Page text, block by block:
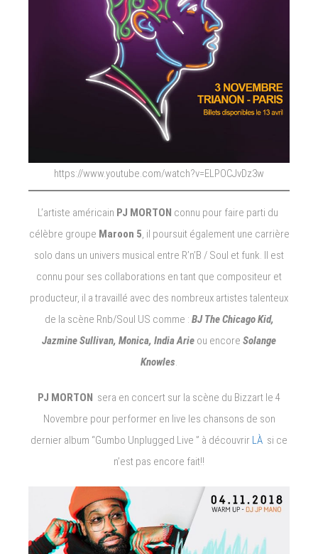
https://www.youtube.com/watch?v=ELPOCJvDz3w
L’artiste américain PJ MORTON connu pour faire parti du
célèbre groupe Maroon 5, il poursuit également une carrière
solo dans un univers musical entre R’n’B / Soul et funk. Il est
connu pour ses collaborations en tant que compositeur et
producteur, il a travaillé avec des nombreux artistes talenteux
de la scène Rnb/Soul US comme : BJ The Chicago Kid,
Jazmine Sullivan, Monica, India Arie ou encore Solange
Knowles.
PJ MORTON sera en concert sur la scène du Bizzart le 4
Novembre pour performer en live les chansons de son
dernier album “Gumbo Unplugged Live ” à découvrir LÀ si ce
n’est pas encore fait!!